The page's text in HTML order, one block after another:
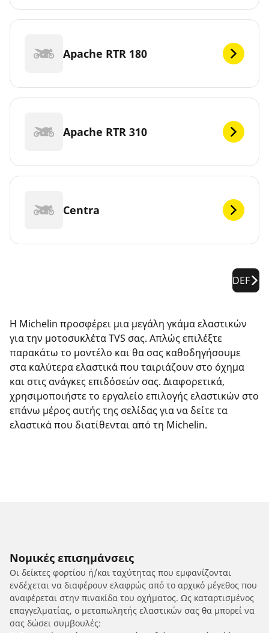
Apache RTR 180
Apache RTR 310
Centra
DEF
Η Michelin προσφέρει μια μεγάλη γκάμα ελαστικών
για την μοτοσυκλέτα TVS σας. Απλώς επιλέξτε
παρακάτω το μοντέλο και θα σας καθοδηγήσουμε
στα καλύτερα ελαστικά που ταιριάζουν στο όχημα
και στις ανάγκες επιδόσεών σας. Διαφορετικά,
χρησιμοποιήστε το εργαλείο επιλογής ελαστικών στο
επάνω μέρος αυτής της σελίδας για να δείτε τα
ελαστικά που διατίθενται από τη Michelin.
Νομικές επισημάνσεις
Οι δείκτες φορτίου ή/και ταχύτητας που εμφανίζονται
ενδέχεται να διαφέρουν ελαφρώς από το αρχικό μέγεθος που
αναφέρεται στην πινακίδα του οχήματος. Ως καταρτισμένος
επαγγελματίας, ο μεταπωλητής ελαστικών σας θα μπορεί να
σας δώσει συμβουλές: